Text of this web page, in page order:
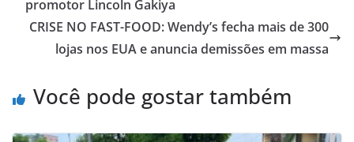
promotor Lincoln Gakiya
CRISE NO FAST-FOOD: Wendy’s fecha mais de 300
lojas nos EUA e anuncia demissões em massa
Você pode gostar também